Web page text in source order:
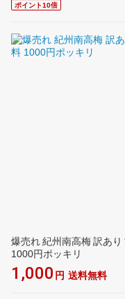
ポイント10倍
爆売れ 紀州南高梅 訳あ
1000円ポッキリ
1,000 円 送料無料